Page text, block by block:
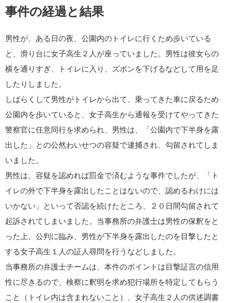
事件の経過と結果
男性が、ある日の夜、公園内のトイレに行くため歩いている
と、滑り台に女子高生２人が座っていました。男性は彼女らの
横を通りすぎ、トイレに入り、ズボンを下げるなどして用を足
したりしました。
しばらくして男性がトイレから出て、乗ってきた車に戻るため
公園内を歩いていると、女子高生から通報を受けてやってきた
警察官に任意同行を求められ、男性は、「公園内で下半身を露
出した」との公然わいせつの容疑で逮捕され、勾留されてしま
いました。
男性は、容疑を認めれば罰金で済むような事件でしたが、「ト
イレの外で下半身を露出したことはないので、認めるわけには
いかない」といって否認を続けたところ、２０日間勾留されて
起訴されてしまいました。当事務所の弁護士は男性の保釈をと
った上、公判に臨み、男性が下半身を露出したのを目撃したと
する女子高生１人の証人尋問を行うなどしました。
当事務所の弁護士チームは、本件のポイントは目撃証言の信用
性に尽きるので、検察に釈明を求め犯行場所を特定してもらう
こと（トイレ内は含まれないこと）、女子高生２人の供述調書